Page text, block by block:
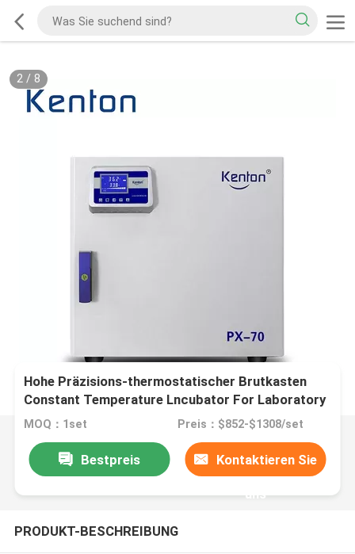
2/ 8
Hohe Präzisions-thermostatischer Brutkasten
Constant Temperature Lncubator For Laboratory
MOQ：1set Preis：$852-$1308/set
Bestpreis Kontaktieren Sie
uns
PRODUKT-BESCHREIBUNG